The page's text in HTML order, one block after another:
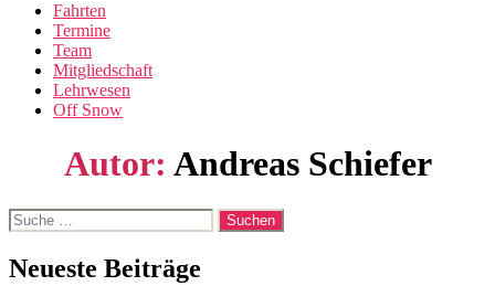
Fahrten
Termine
Team
Mitgliedschaft
Lehrwesen
Off Snow
Autor: Andreas Schiefer
Suche
nach:
Neueste Beiträge